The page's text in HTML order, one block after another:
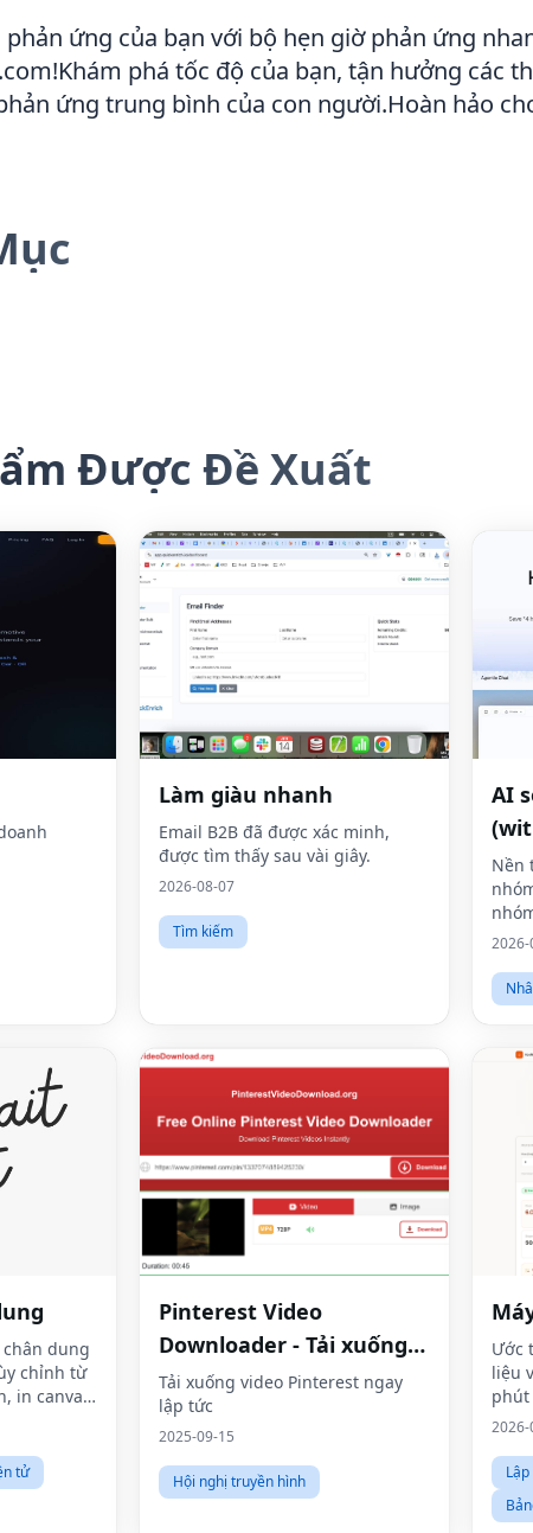
ứng của bạn với bộ hẹn giờ phản ứng
phá tốc độ của bạn, tận hưởng các
ứng trung bình của con người.Hoàn hảo
Được Đề Xuất
Làm giàu nhanh
Email B2B đã được xác minh,
được tìm thấy sau vài giây.
2026-08-07
Tìm kiếm
AI
Nền
dung
chỉnh từ
in canvas
ảnh,
nhân,
tử
Pinterest Video
Downloader - Tải xuống
video HD trực tuyến
Tải xuống video Pinterest ngay
lập tức
2025-09-15
Hội nghị truyền hình
Ước
liệu
phút